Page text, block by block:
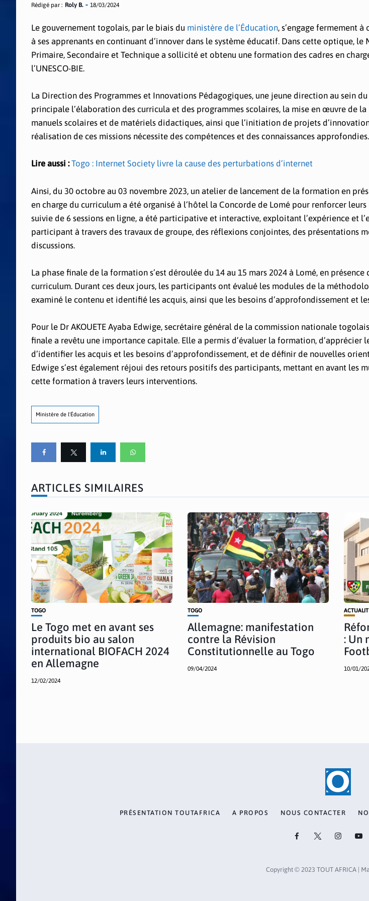
Rédigé par : Roly B. 18/03/2024
Le gouvernement togolais, par le biais du ministère de l’Éducation, s’engage fermement
à ses apprenants en continuant d’innover dans le système éducatif. Dans cette optique, le
Primaire, Secondaire et Technique a sollicité et obtenu une formation des cadres en
l’UNESCO-BIE.
La Direction des Programmes et Innovations Pédagogiques, une jeune direction au sein
principale l’élaboration des curricula et des programmes scolaires, la mise en œuvre de
manuels scolaires et de matériels didactiques, ainsi que l’initiation de projets
réalisation de ces missions nécessite des compétences et des connaissances approfondies.
Lire aussi :Togo : Internet Society livre la cause des perturbations d’internet
Ainsi, du 30 octobre au 03 novembre 2023, un atelier de lancement de la formation en
en charge du curriculum a été organisé à l’hôtel la Concorde de Lomé pour renforcer
suivie de 6 sessions en ligne, a été participative et interactive, exploitant l’expérience et
participant à travers des travaux de groupe, des réflexions conjointes, des présentations
discussions.
La phase finale de la formation s’est déroulée du 14 au 15 mars 2024 à Lomé, en présence
curriculum. Durant ces deux jours, les participants ont évalué les modules de la
examiné le contenu et identifié les acquis, ainsi que les besoins d’approfondissement et
Pour le Dr AKOUETE Ayaba Edwige, secrétaire général de la commission nationale
finale a revêtu une importance capitale. Elle a permis d’évaluer la formation, d’apprécier
d’identifier les acquis et les besoins d’approfondissement, et de définir de nouvelles
Edwige s’est également réjoui des retours positifs des participants, mettant en avant les
cette formation à travers leurs interventions.
Ministère de l'Éducation
ARTICLES SIMILAIRES
TOGO
Le Togo met en avant ses
produits bio au salon
international BIOFACH 2024
en Allemagne
12/02/2024
TOGO
Allemagne: manifestation
contre la Révision
Constitutionnelle au Togo
09/04/2024
: Un
10/01/
PRÉSENTATION TOUTAFRICA A PROPOS NOUS CONTACTER
Copyright © 2023 TOUT AFRICA |